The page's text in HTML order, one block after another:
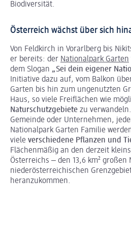
Biodiversität.
Österreich wächst über sich
Von Feldkirch in Vorarlberg bis
er bereits: der Nationalpark Garten
dem Slogan „Sei dein eigener
Initiative dazu auf, vom Balkon
Garten bis hin zum ungenutzten
Haus, so viele Freiflächen wie
Naturschutzgebiete zu
Gemeinde oder Unternehmen,
Nationalpark Garten Familie
viele verschiedene Pflanzen und
Flächenmäßig an den derzeit
Österreichs ‒ den 13,6 km²
niederösterreichischen
heranzukommen.